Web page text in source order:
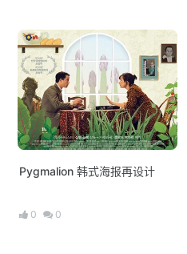
Pygmalion 韩式海报再设计
0 0